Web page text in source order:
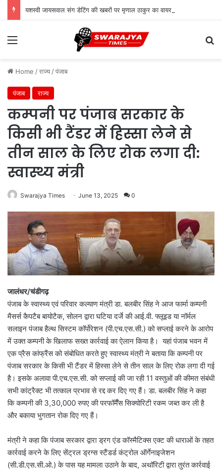
Menu
Home /राज्य /पंजाब
पंजाब राज्य
कम्पनी पर पंजाब सरकार के
किसी भी टैंडर में हिस्सा लेने से
तीन साल के लिए रोक लगा दी:
स्वास्थ्य मंत्री
Swarajya Times June 13, 2025 0
जालंधर/चंडीगढ़
पंजाब के स्वास्थ्य एवं परिवार कल्याण मंत्री डा. बलबीर सिंह ने आज फार्मा कम्पनी
मैसर्स कैपटैब बायोटैक, सोलन द्वारा घटिया दर्जे की आई.वी. फ्लूइड या नॉर्मल
सलाइन पंजाब हैल्थ सिस्टम कॉर्पोरेशन (पी.एच.एस.सी.) को सप्लाई करने के आरोप
में उक्त कम्पनी के खिलाफ सख्त कार्रवाई का ऐलान किया है। यहां पंजाब भवन में
एक प्रैस कांफ्रैंस को संबोधित करते हुए स्वास्थ्य मंत्री ने बताया कि कम्पनी पर
पंजाब सरकार के किसी भी टैंडर में हिस्सा लेने से तीन साल के लिए रोक लगा दी गई
है। इसके अलावा पी.एच.एस.सी. को सप्लाई की जा रही 11 वस्तुओं की कीमत संबंधी
सभी कांट्रैक्ट भी तत्काल प्रभाव से रद्द कर दिए गए हैं। डा. बलबीर सिंह ने कहा
कि कम्पनी की 3,30,000 रुपए की परफॉर्मैंस सिक्योरिटी रकम जब्त कर ली है
और बकाया भुगतान रोक दिए गए हैं।
मंत्री ने कहा कि पंजाब सरकार द्वारा ड्रग एंड कॉस्मैटिक्स एक्ट की धाराओं के तहत
कार्रवाई करने के लिए सेंट्रल ड्रग्स स्टैंडर्ड कंट्रोल ऑर्गेनाइजेशन
(सी.डी.एस.सी.ओ.) के पास यह मामला उठाने के बाद, अथॉरिटी द्वारा तुरंत कार्रवाई